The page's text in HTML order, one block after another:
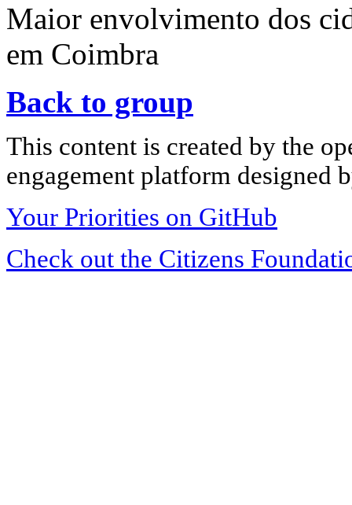
Maior envolvimento dos
em Coimbra
Back to group
This content is created by the
engagement platform designed
Your Priorities on GitHub
Check out the Citizens